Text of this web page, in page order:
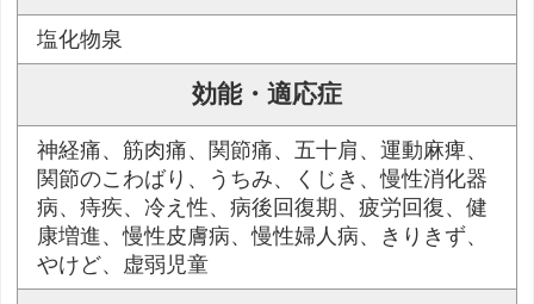
塩化物泉
効能・適応症
神経痛、筋肉痛、関節痛、五十肩、運動麻痺、
関節のこわばり、うちみ、くじき、慢性消化器
病、痔疾、冷え性、病後回復期、疲労回復、健
康増進、慢性皮膚病、慢性婦人病、きりきず、
やけど、虚弱児童